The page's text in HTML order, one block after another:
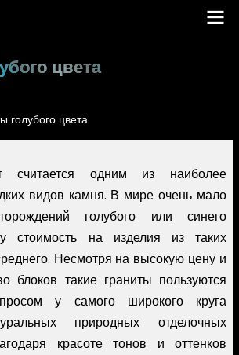
цвета
голубого цвета
считается одним из наиболее
видов камня. В мире очень мало
голубого или синего
стоимость на изделия из таких
Несмотря на высокую цену и
блоков такие граниты пользуются
у самого широкого круга
природных отделочных
красоте тонов и оттенков